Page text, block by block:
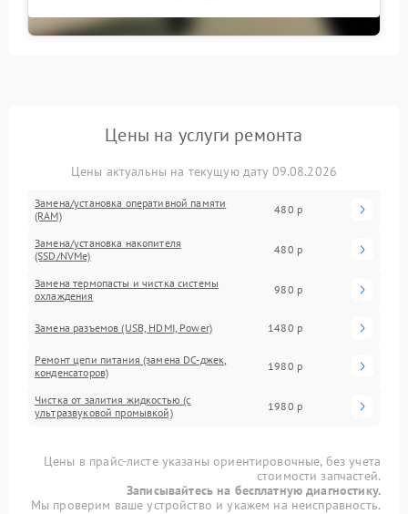
Цены на услуги ремонта
Цены актуальны на текущую дату 09.08.2026
Замена/установка оперативной памяти
(RAM)
480 р
Замена/установка накопителя
(SSD/NVMe)
480 р
Замена термопасты и чистка системы
охлаждения
980 р
Замена разъемов (USB, HDMI, Power) 1480 р
Ремонт цепи питания (замена DC-джек,
конденсаторов)
1980 р
Чистка от залития жидкостью (с
ультразвуковой промывкой)
1980 р
Цены в прайс-листе указаны ориентировочные, без учета
стоимости запчастей.
Записывайтесь на бесплатную диагностику.
Мы проверим ваше устройство и укажем на неисправность.